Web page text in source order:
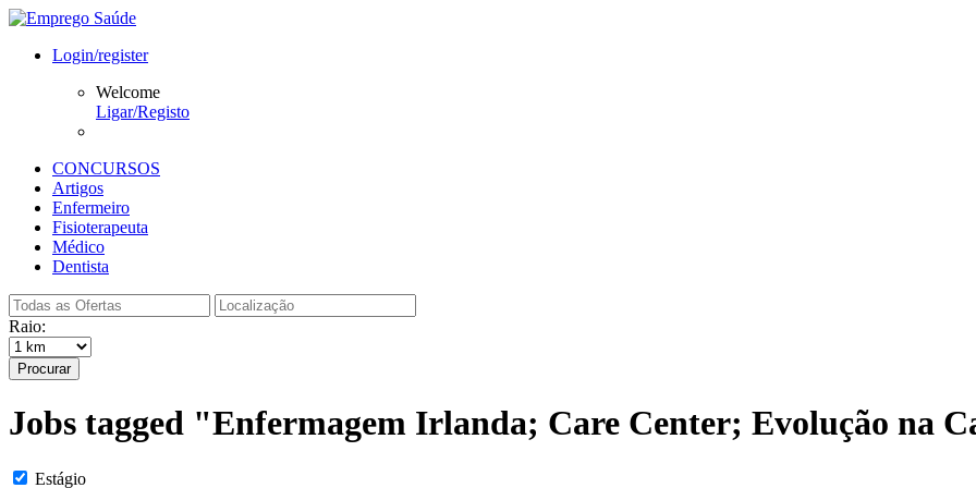
Login/register
Welcome
Ligar/Registo
CONCURSOS
Artigos
Enfermeiro
Fisioterapeuta
Médico
Dentista
Raio:
Procurar
Jobs tagged "Enfermagem Irlanda; Care Center; Evolução na
Estágio